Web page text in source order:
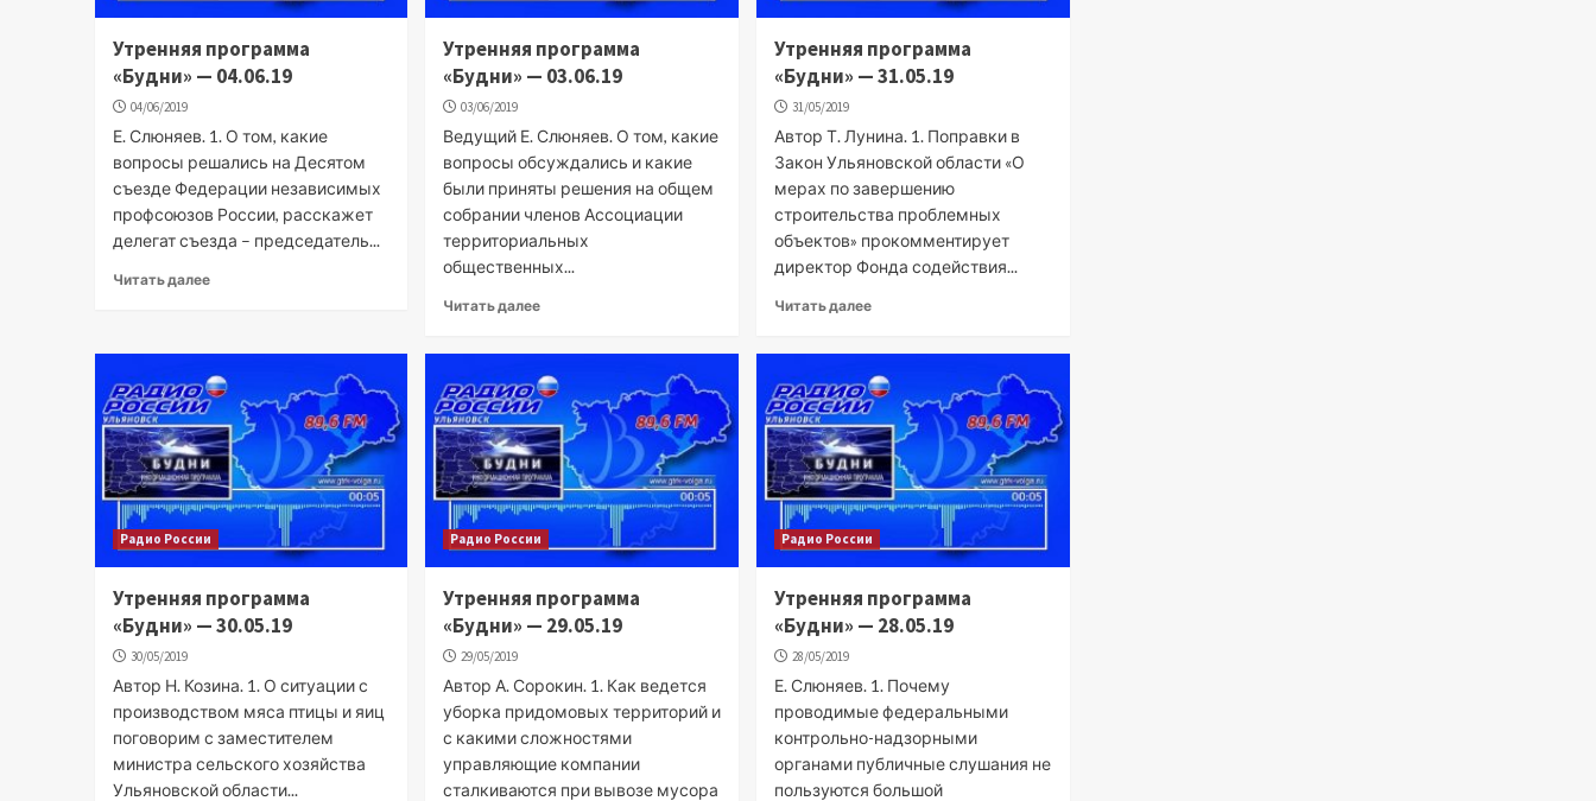
Утренняя программа
«Будни» — 04.06.19
04/06/2019
Е. Слюняев. 1. О том, какие
вопросы решались на Десятом
съезде Федерации независимых
профсоюзов России, расскажет
делегат съезда – председатель...
Читать далее
Утренняя программа
«Будни» — 03.06.19
03/06/2019
Ведущий Е. Слюняев. О том, какие
вопросы обсуждались и какие
были приняты решения на общем
собрании членов Ассоциации
территориальных
общественных...
Читать далее
Утренняя программа
«Будни» — 31.05.19
31/05/2019
Автор Т. Лунина. 1. Поправки в
Закон Ульяновской области «О
мерах по завершению
строительства проблемных
объектов» прокомментирует
директор Фонда содействия...
Читать далее
Радио России
Утренняя программа
«Будни» — 30.05.19
30/05/2019
Автор Н. Козина. 1. О ситуации с
производством мяса птицы и яиц
поговорим с заместителем
министра сельского хозяйства
Ульяновской области...
Радио России
Утренняя программа
«Будни» — 29.05.19
29/05/2019
Автор А. Сорокин. 1. Как ведется
уборка придомовых территорий и
с какими сложностями
управляющие компании
сталкиваются при вывозе мусора
Радио России
Утренняя программа
«Будни» — 28.05.19
28/05/2019
Е. Слюняев. 1. Почему
проводимые федеральными
контрольно-надзорными
органами публичные слушания не
пользуются большой